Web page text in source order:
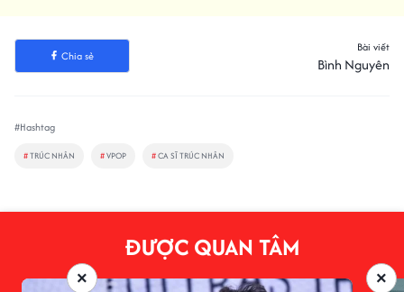
Chia sẻ
Bài viết
Bình Nguyên
#Hashtag
#TRÚC NHÂN #VPOP #CA SĨ TRÚC NHÂN
ĐƯỢC QUAN TÂM
×
×